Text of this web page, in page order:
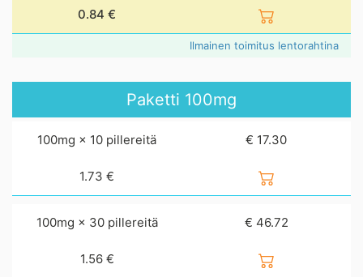
0.84 €
Ilmainen toimitus lentorahtina
Paketti 100mg
100mg × 10 pillereitä € 17.30
1.73 €
100mg × 30 pillereitä € 46.72
1.56 €